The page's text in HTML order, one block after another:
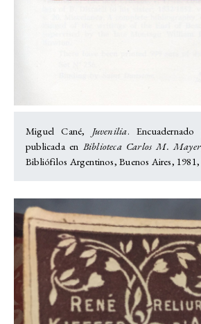
Miguel Cané, Juvenilia.
publicada en Biblioteca Carlos M. Mayer
Bibliófilos Argentinos, Buenos Aires,